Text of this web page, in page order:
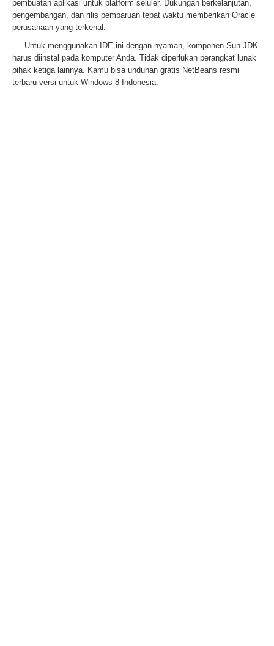
pembuatan aplikasi untuk platform seluler. Dukungan berkelanjutan,
pengembangan, dan rilis pembaruan tepat waktu memberikan Oracle
perusahaan yang terkenal.
Untuk menggunakan IDE ini dengan nyaman, komponen Sun JDK
harus diinstal pada komputer Anda. Tidak diperlukan perangkat lunak
pihak ketiga lainnya. Kamu bisa unduhan gratis NetBeans resmi
terbaru versi untuk Windows 8 Indonesia.